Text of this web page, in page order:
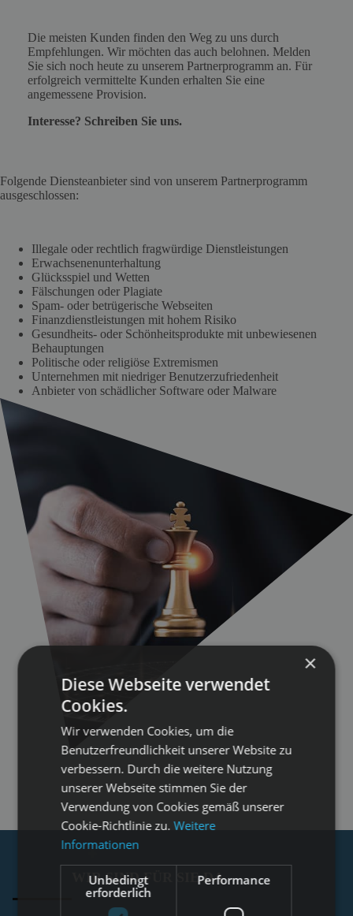
Die meisten Kunden finden den Weg zu uns durch
Empfehlungen. Wir möchten das auch belohnen. Melden
Sie sich noch heute zu unserem Partnerprogramm an. Für
erfolgreich vermittelte Kunden erhalten Sie eine
angemessene Provision.
Interesse? Schreiben Sie uns.
Folgende Diensteanbieter sind von unserem Partnerprogramm
ausgeschlossen:
Illegale oder rechtlich fragwürdige Dienstleistungen
Erwachsenenunterhaltung
Glücksspiel und Wetten
Fälschungen oder Plagiate
Spam- oder betrügerische Webseiten
Finanzdienstleistungen mit hohem Risiko
Gesundheits- oder Schönheitsprodukte mit unbewiesenen
Behauptungen
Politische oder religiöse Extremismen
Unternehmen mit niedriger Benutzerzufriedenheit
Anbieter von schädlicher Software oder Malware
WIR SIND FÜR SIE DA
×
Diese Webseite verwendet
Cookies.
Wir verwenden Cookies, um die
Benutzerfreundlichkeit unserer Website zu
verbessern. Durch die weitere Nutzung
unserer Webseite stimmen Sie der
Verwendung von Cookies gemäß unserer
Cookie-Richtlinie zu.Weitere
Informationen
Unbedingt
erforderlich
Performance